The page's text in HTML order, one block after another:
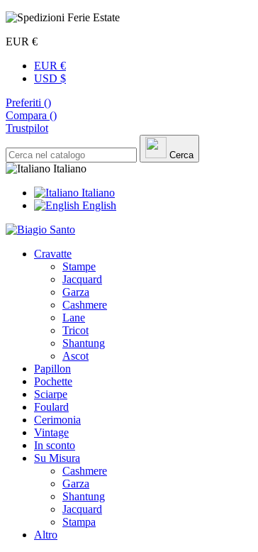
EUR €
EUR €
USD $
Preferiti ()
Compara ()
Trustpilot
Cerca
Italiano
Italiano
English
Cravatte
Stampe
Jacquard
Garza
Cashmere
Lane
Tricot
Shantung
Ascot
Papillon
Pochette
Sciarpe
Foulard
Cerimonia
Vintage
In sconto
Su Misura
Cashmere
Garza
Shantung
Jacquard
Stampa
Altro